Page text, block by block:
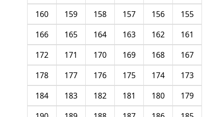
155
156
157
158
159
160
161
162
163
164
165
166
167
168
169
170
171
172
173
174
175
176
177
178
179
180
181
182
183
184